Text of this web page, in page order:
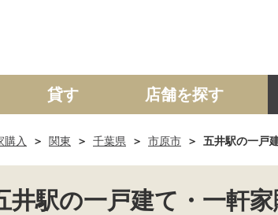
て マンション 土地
貸す 店舗を探す
購入 関東 千葉県 市原市 五井駅の一戸
井駅の一戸建て・一軒